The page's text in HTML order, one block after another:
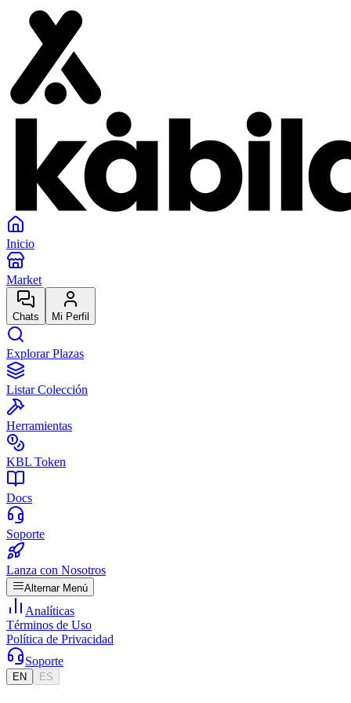
Inicio
Market
Chats Mi Perfil
Explorar Plazas
Listar Colección
Herramientas
KBL Token
Docs
Soporte
Lanza con Nosotros
Alternar Menú
Analíticas
Términos de Uso
Política de Privacidad
Soporte
EN ES